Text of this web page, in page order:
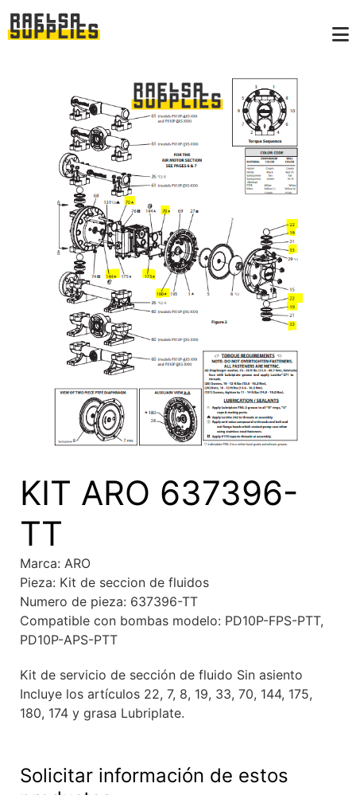
KIT ARO 637396-
TT
Marca: ARO
Pieza: Kit de seccion de fluidos
Numero de pieza: 637396-TT
Compatible con bombas modelo: PD10P-FPS-PTT,
PD10P-APS-PTT
Kit de servicio de sección de fluido Sin asiento
Incluye los artículos 22, 7, 8, 19, 33, 70, 144, 175,
180, 174 y grasa Lubriplate.
Solicitar información de estos